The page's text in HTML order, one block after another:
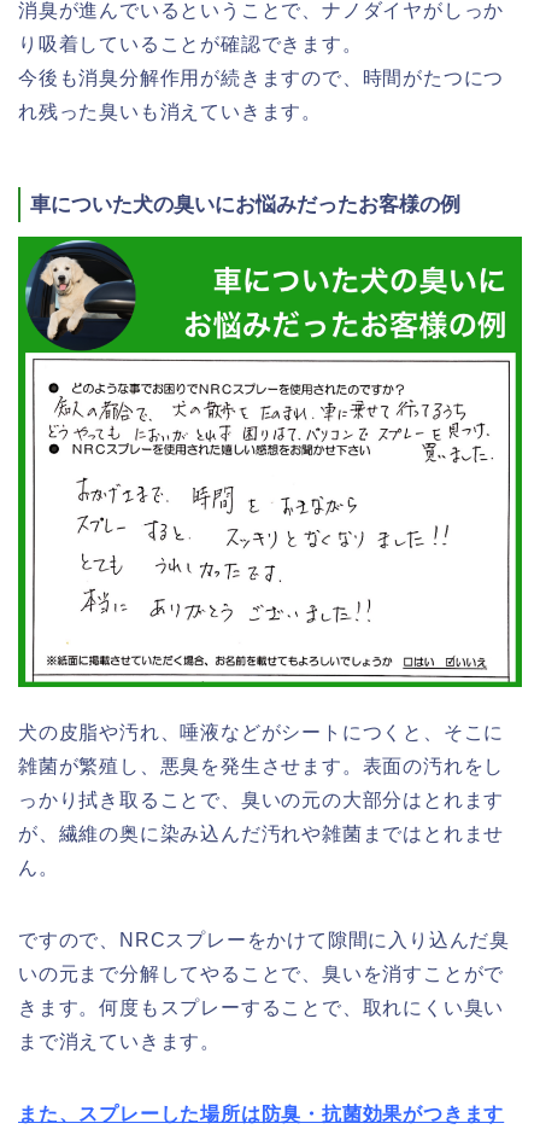
消臭が進んでいるということで、ナノダイヤがしっか
り吸着していることが確認できます。
今後も消臭分解作用が続きますので、時間がたつにつ
れ残った臭いも消えていきます。
車についた犬の臭いにお悩みだったお客様の例
犬の皮脂や汚れ、唾液などがシートにつくと、そこに
雑菌が繁殖し、悪臭を発生させます。表面の汚れをし
っかり拭き取ることで、臭いの元の大部分はとれます
が、繊維の奥に染み込んだ汚れや雑菌まではとれませ
ん。
ですので、NRCスプレーをかけて隙間に入り込んだ臭
いの元まで分解してやることで、臭いを消すことがで
きます。何度もスプレーすることで、取れにくい臭い
まで消えていきます。
また、スプレーした場所は防臭・抗菌効果がつきます